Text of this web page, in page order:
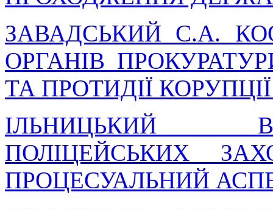
ЗАВАДСЬКИЙ С.А.
ОРГАНІВ
ТА ПРОТИДІЇ
ІЛЬНИЦЬКИЙ
ПОЛІЦЕЙСЬКИХ
ПРОЦЕСУАЛЬНИЙ